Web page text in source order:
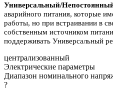
Универсальный/
аварийного питания, которые
работы, но при встраивании в
собственным источником
поддерживать Универсальный
централизованный
Электрические параметры
Диапазон номинального
?